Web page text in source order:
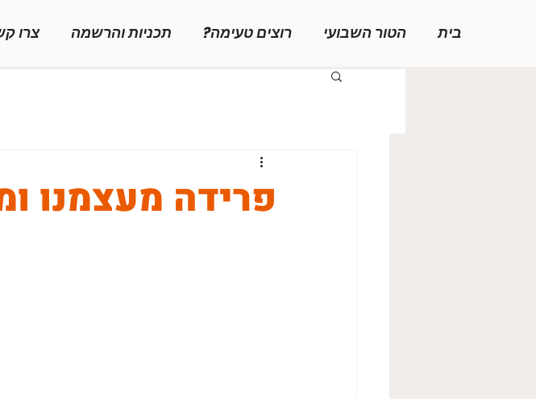
בית הטור השבועי רוצים טעימה? תכניות והרשמה צרו
פרידה מעצמנו